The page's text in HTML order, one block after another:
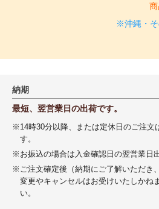
※沖縄・
納期
最短、翌営業日の出荷です。
※14時30分以降、または定休日のご注文
す。
※お振込の場合は入金確認日の翌営業日
※ご注文確定後（納期にご了解いただき
変更やキャンセルはお受けいたしかね
い。